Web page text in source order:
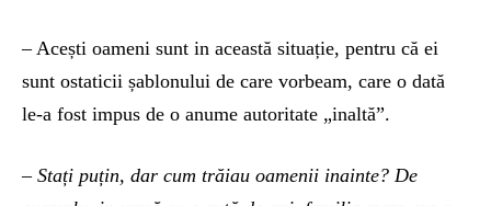
– Acești oameni sunt in această situație, pentru că ei
sunt ostaticii șablonului de care vorbeam, care o dată
le-a fost impus de o anume autoritate „inaltă”.
– Stați puțin, dar cum trăiau oamenii inainte? De